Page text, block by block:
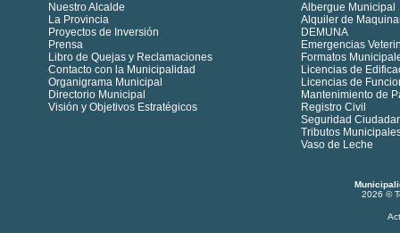
Nuestro Alcalde
La Provincia
Proyectos de Inversión
Prensa
Libro de Quejas y Reclamaciones
Contacto con la Municipalidad
Organigrama Municipal
Directorio Municipal
Visión y Objetivos Estratégicos
Albergue Municipal
Alquiler de
DEMUNA
Emergencias
Formatos
Licencias de
Licencias de
Mantenimiento de
Registro Civil
Seguridad
Tributos
Vaso de Leche
2026 ©